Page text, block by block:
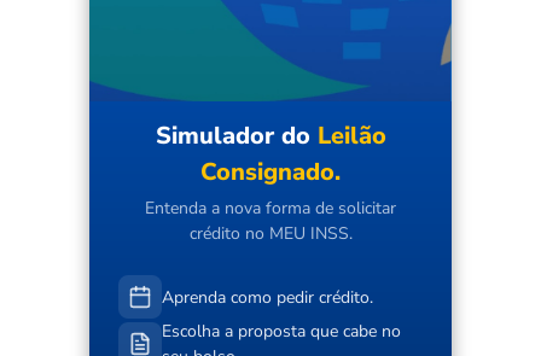
Simulador do Leilão
Consignado.
Entenda a nova forma de solicitar
crédito no MEU INSS.
Aprenda como pedir crédito.
Escolha a proposta que cabe no